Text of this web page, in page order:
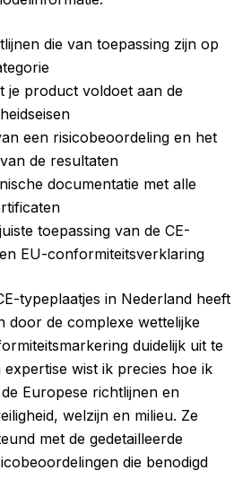
die van toepassing zijn op
je product voldoet aan de
een risicobeoordeling en het
de resultaten
documentatie met alle
toepassing van de CE-
EU-conformiteitsverklaring
typeplaatjes in Nederland heeft
door de complexe wettelijke
duidelijk uit te
expertise wist ik precies hoe ik
Europese richtlijnen en
welzijn en milieu. Ze
met de gedetailleerde
die benodigd